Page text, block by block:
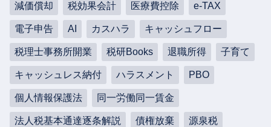
減価償却 税効果会計 医療費控除 e-TAX
電子申告 AI カスハラ キャッシュフロー
税理士事務所開業 税研Books 退職所得 子育て
キャッシュレス納付 ハラスメント PBO
個人情報保護法 同一労働同一賃金
法人税基本通達逐条解説 債権放棄 源泉税